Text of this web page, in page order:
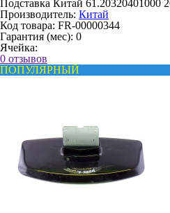
Подставка Китай 61.20320401000
Производитель: Китай
Код товара: FR-00000344
Гарантия (мес): 0
Ячейка:
0 отзывов
ПОПУЛЯРНЫЙ